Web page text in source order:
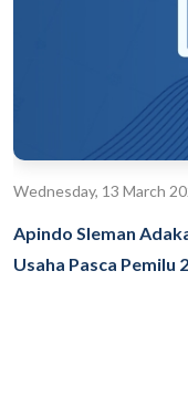
Wednesday, 13 March
Apindo Sleman
Usaha Pasca Pemilu